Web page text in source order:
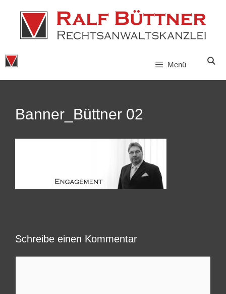
springen
Menü
Banner_Büttner 02
Schreibe einen Kommentar